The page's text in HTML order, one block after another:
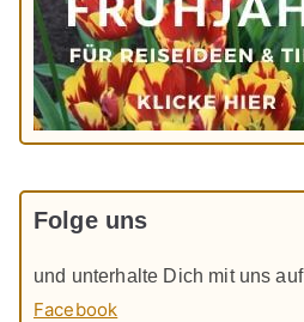
Folge uns
und unterhalte Dich mit uns auf
Facebook